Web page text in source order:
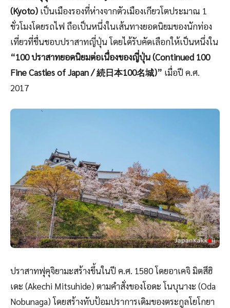
(Kyoto) เป็นเมืองรองที่ห่างจากตัวเมืองเกียวโตประมาณ 1
ชั่วโมงโดยรถไฟ ถือเป็นหนึ่งในเส้นทางยอดนิยมของนักท่อง
เที่ยวที่ชื่นชอบปราสาทญี่ปุ่น โดยได้รับคัดเลือกให้เป็นหนึ่งใน
“100 ปราสาทยอดนิยมต่อเนื่องของญี่ปุ่น(Continued 100
Fine Castles of Japan / 続日本100名城)” เมื่อปี ค.ศ.
2017
ปราสาทฟุคุจิยามะสร้างขึ้นในปี ค.ศ. 1580 โดยอาเคจิ มิตสึฮิ
เดะ (Akechi Mitsuhide) ตามคำสั่งของโอดะ โนบุนางะ (Oda
Nobunaga) โดยสร้างทับป้อมปราการเดิมของตระกูลโยโกยา